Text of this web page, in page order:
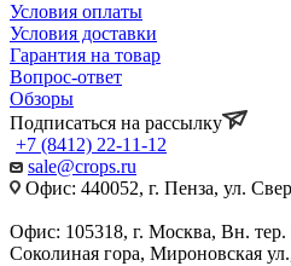
Условия оплаты
Условия доставки
Гарантия на товар
Вопрос-ответ
Обзоры
Подписаться на рассылку
+7 (8412) 22-11-12
sale@crops.ru
Офис: 440052, г. Пенза, ул.
Офис: 105318, г. Москва, Вн.
Соколиная гора, Мироновская